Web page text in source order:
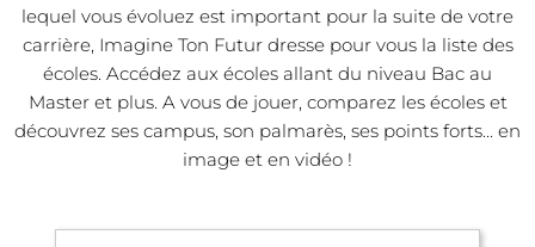
lequel vous évoluez est important pour la suite de votre
carrière, Imagine Ton Futur dresse pour vous la liste des
écoles. Accédez aux écoles allant du niveau Bac au
Master et plus. A vous de jouer, comparez les écoles et
découvrez ses campus, son palmarès, ses points forts... en
image et en vidéo !